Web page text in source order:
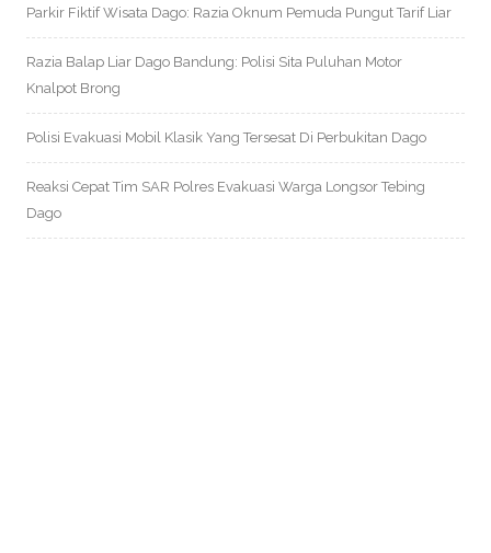
Parkir Fiktif Wisata Dago: Razia Oknum Pemuda Pungut Tarif Liar
Razia Balap Liar Dago Bandung: Polisi Sita Puluhan Motor
Knalpot Brong
Polisi Evakuasi Mobil Klasik Yang Tersesat Di Perbukitan Dago
Reaksi Cepat Tim SAR Polres Evakuasi Warga Longsor Tebing
Dago